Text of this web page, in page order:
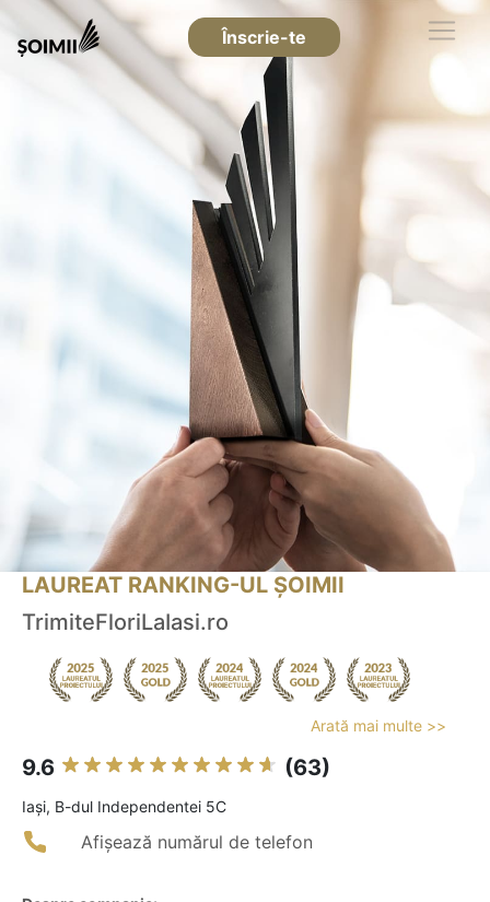
Înscrie-te
LAUREAT RANKING-UL ȘOIMII
TrimiteFloriLaIasi.ro
Arată mai multe >>
9.6 (63)
Iaşi, B-dul Independentei 5C
Afișează numărul de telefon